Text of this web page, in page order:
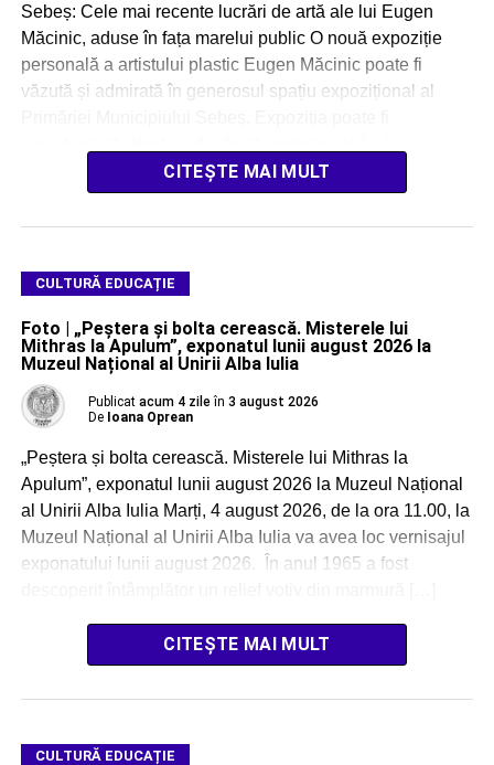
Sebeș: Cele mai recente lucrări de artă ale lui Eugen
Măcinic, aduse în fața marelui public O nouă expoziție
personală a artistului plastic Eugen Măcinic poate fi
văzută și admirată în generosul spațiu expozițional al
CITEȘTE MAI MULT
CULTURĂ EDUCAȚIE
Foto | „Peștera și bolta cerească. Misterele lui
Mithras la Apulum”, exponatul lunii august 2026 la
Muzeul Național al Unirii Alba Iulia
Publicat acum 4 zile în 3 august 2026
De Ioana Oprean
„Peștera și bolta cerească. Misterele lui Mithras la
Apulum”, exponatul lunii august 2026 la Muzeul Național
al Unirii Alba Iulia Marți, 4 august 2026, de la ora 11.00, la
Muzeul Național al Unirii Alba Iulia va avea loc vernisajul
exponatului lunii august 2026. În anul 1965 a fost
CITEȘTE MAI MULT
CULTURĂ EDUCAȚIE